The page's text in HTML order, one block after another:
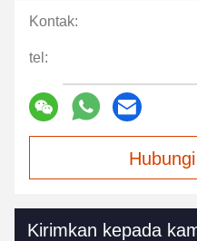
Kontak:
tel:
Kirimkan kepada